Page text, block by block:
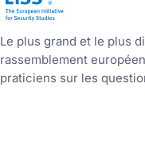
European Initiative for
Le plus grand et le plus
rassemblement
praticiens sur les